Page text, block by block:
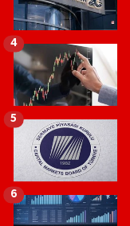
4
5
6